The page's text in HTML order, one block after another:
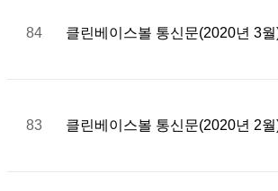
84 클린베이스볼 통신문(2020년 3
83 클린베이스볼 통신문(2020년 2